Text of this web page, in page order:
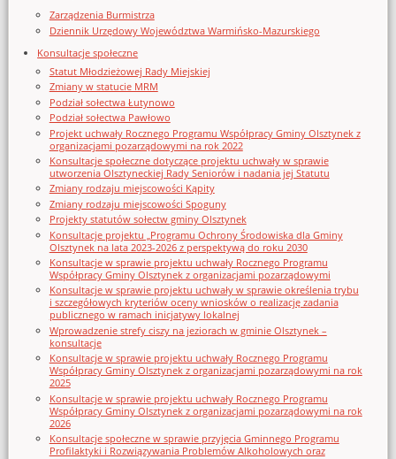
Zarządzenia Burmistrza
Dziennik Urzędowy Województwa Warmińsko-Mazurskiego
Konsultacje społeczne
Statut Młodzieżowej Rady Miejskiej
Zmiany w statucie MRM
Podział sołectwa Łutynowo
Podział sołectwa Pawłowo
Projekt uchwały Rocznego Programu Współpracy Gminy Olsztynek z
organizacjami pozarządowymi na rok 2022
Konsultacje społeczne dotyczące projektu uchwały w sprawie
utworzenia Olsztyneckiej Rady Seniorów i nadania jej Statutu
Zmiany rodzaju miejscowości Kąpity
Zmiany rodzaju miejscowości Spoguny
Projekty statutów sołectw gminy Olsztynek
Konsultacje projektu „Programu Ochrony Środowiska dla Gminy
Olsztynek na lata 2023-2026 z perspektywą do roku 2030
Konsultacje w sprawie projektu uchwały Rocznego Programu
Współpracy Gminy Olsztynek z organizacjami pozarządowymi
Konsultacje w sprawie projektu uchwały w sprawie określenia trybu
i szczegółowych kryteriów oceny wniosków o realizację zadania
publicznego w ramach inicjatywy lokalnej
Wprowadzenie strefy ciszy na jeziorach w gminie Olsztynek –
konsultacje
Konsultacje w sprawie projektu uchwały Rocznego Programu
Współpracy Gminy Olsztynek z organizacjami pozarządowymi na rok
2025
Konsultacje w sprawie projektu uchwały Rocznego Programu
Współpracy Gminy Olsztynek z organizacjami pozarządowymi na rok
2026
Konsultacje społeczne w sprawie przyjęcia Gminnego Programu
Profilaktyki i Rozwiązywania Problemów Alkoholowych oraz